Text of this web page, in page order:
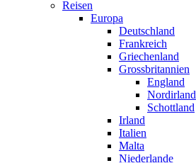
Reisen
Europa
Deutschland
Frankreich
Griechenland
Grossbritannien
England
Nordirland
Schottland
Irland
Italien
Malta
Niederlande